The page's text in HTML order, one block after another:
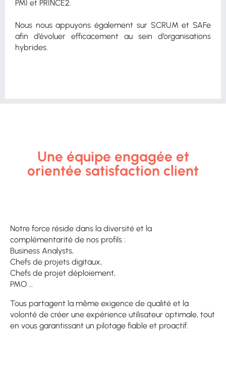
PMI et PRINCE2.
Nous nous appuyons également sur SCRUM et SAFe
afin d’évoluer efficacement au sein d’organisations
hybrides.
Une équipe engagée et
orientée satisfaction client
Notre force réside dans la diversité et la
complémentarité de nos profils :
Business Analysts,
Chefs de projets digitaux,
Chefs de projet déploiement,
PMO …
Tous partagent la même exigence de qualité et la
volonté de créer une expérience utilisateur optimale, tout
en vous garantissant un pilotage fiable et proactif.